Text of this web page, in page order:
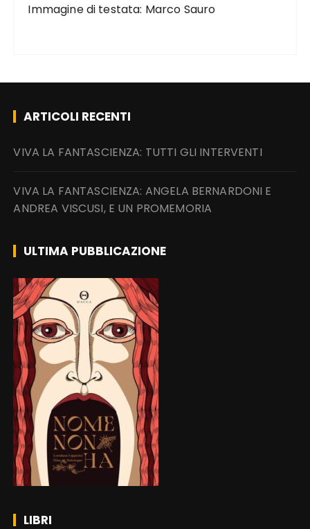
Immagine di testata: Marco Sauro
ARTICOLI RECENTI
VIVA LA FANTASCIENZA: TUTTI GLI INTERVENTI
VIVA LA FANTASCIENZA: ANGELA BERNARDONI E
ANDREA VISCUSI, E UN PROMEMORIA
ULTIMA PUBBLICAZIONE
LIBRI